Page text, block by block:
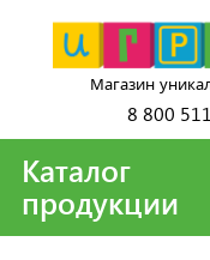
Магазин
8 800
Каталог
продукции